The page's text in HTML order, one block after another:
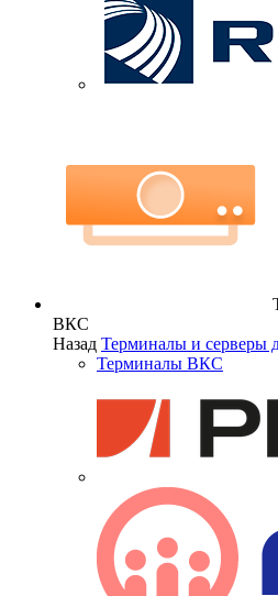
ВКС
Назад Терминалы и серверы
Терминалы ВКС